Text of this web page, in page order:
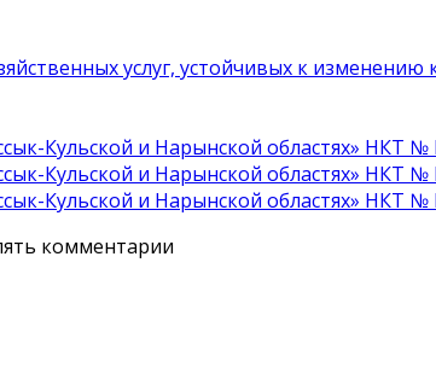
услуг, устойчивых к
Кульской и Нарынской областях» НКТ №
Кульской и Нарынской областях» НКТ №
Кульской и Нарынской областях» НКТ №
комментарии